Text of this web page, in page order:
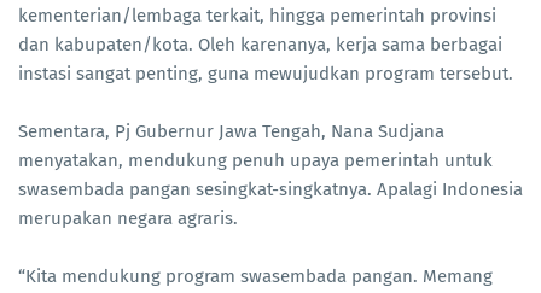
kementerian/lembaga terkait, hingga pemerintah provinsi
dan kabupaten/kota. Oleh karenanya, kerja sama berbagai
instasi sangat penting, guna mewujudkan program tersebut.
Sementara, Pj Gubernur Jawa Tengah, Nana Sudjana
menyatakan, mendukung penuh upaya pemerintah untuk
swasembada pangan sesingkat-singkatnya. Apalagi Indonesia
merupakan negara agraris.
“Kita mendukung program swasembada pangan. Memang